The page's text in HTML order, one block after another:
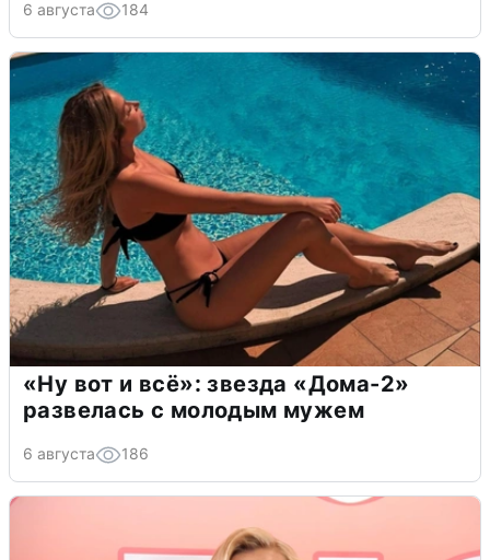
6 августа 184
«Ну вот и всё»: звезда «Дома-2»
развелась с молодым мужем
6 августа 186